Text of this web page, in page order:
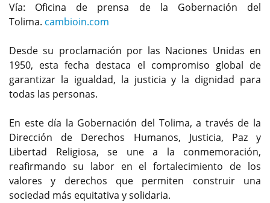
Vía: Oficina de prensa de la Gobernación del
Tolima. cambioin.com
Desde su proclamación por las Naciones Unidas en
1950, esta fecha destaca el compromiso global de
garantizar la igualdad, la justicia y la dignidad para
todas las personas.
En este día la Gobernación del Tolima, a través de la
Dirección de Derechos Humanos, Justicia, Paz y
Libertad Religiosa, se une a la conmemoración,
reafirmando su labor en el fortalecimiento de los
valores y derechos que permiten construir una
sociedad más equitativa y solidaria.